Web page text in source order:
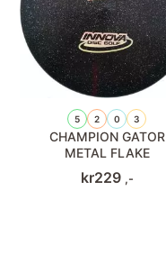
5 2 0 3
CHAMPION GATOR
METAL FLAKE
kr229 ,-